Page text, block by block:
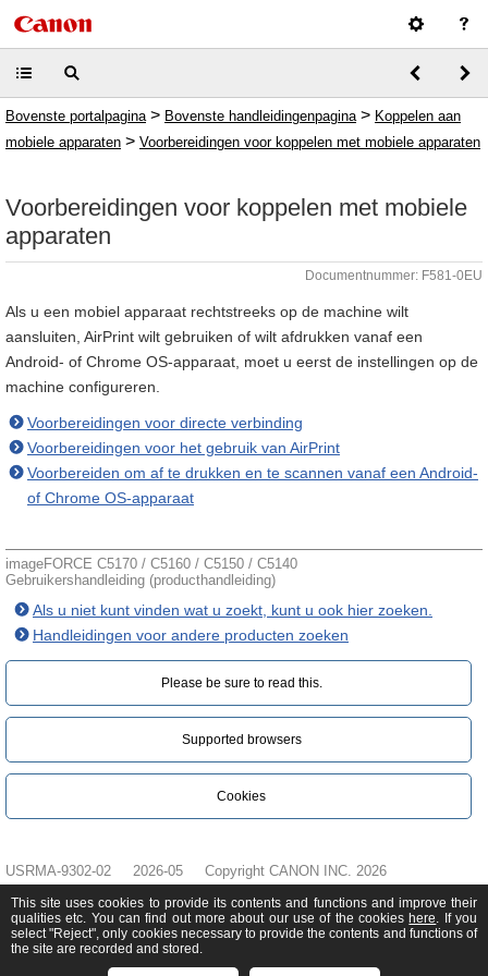
Bovenste portalpagina > Bovenste handleidingenpagina > Koppelen aan
mobiele apparaten > Voorbereidingen voor koppelen met mobiele apparaten
Voorbereidingen voor koppelen met mobiele
apparaten
Documentnummer: F581-0EU
Als u een mobiel apparaat rechtstreeks op de machine wilt
aansluiten, AirPrint wilt gebruiken of wilt afdrukken vanaf een
Android- of Chrome OS-apparaat, moet u eerst de instellingen op de
machine configureren.
Voorbereidingen voor directe verbinding
Voorbereidingen voor het gebruik van AirPrint
Voorbereiden om af te drukken en te scannen vanaf een Android-
of Chrome OS-apparaat
imageFORCE C5170 / C5160 / C5150 / C5140
Gebruikershandleiding (producthandleiding)
Als u niet kunt vinden wat u zoekt, kunt u ook hier zoeken.
Handleidingen voor andere producten zoeken
Please be sure to read this.‎
Supported browsers
Cookies
USRMA-9302-02 2026-05 Copyright CANON INC. 2026
This site uses cookies to provide its contents and functions and improve their
qualities etc. You can find out more about our use of the cookies here. If you
select "Reject", only cookies necessary to provide the contents and functions of
the site are recorded and stored.